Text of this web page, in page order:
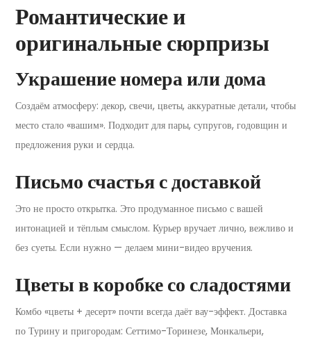
Романтические и
оригинальные сюрпризы
Украшение номера или дома
Создаём атмосферу: декор, свечи, цветы, аккуратные детали, чтобы
место стало «вашим». Подходит для пары, супругов, годовщин и
предложения руки и сердца.
Письмо счастья с доставкой
Это не просто открытка. Это продуманное письмо с вашей
интонацией и тёплым смыслом. Курьер вручает лично, вежливо и
без суеты. Если нужно — делаем мини-видео вручения.
Цветы в коробке со сладостями
Комбо «цветы + десерт» почти всегда даёт вау-эффект. Доставка
по Турину и пригородам: Сеттимо-Торинезе, Монкальери,